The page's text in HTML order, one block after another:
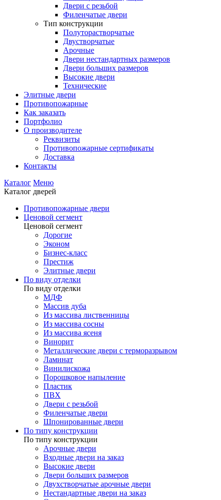
Двери с резьбой
Филенчатые двери
Тип конструкции
Полуторастворчатые
Двустворчатые
Арочные
Двери нестандартных размеров
Двери больших размеров
Высокие двери
Технические
Элитные двери
Противопожарные
Как заказать
Портфолио
О производителе
Реквизиты
Противопожарные сертификаты
Доставка
Контакты
Каталог Меню
Каталог дверей
Противопожарные двери
Ценовой сегмент
Ценовой сегмент
Дорогие
Эконом
Бизнес-класс
Престиж
Элитные двери
По виду отделки
По виду отделки
МДФ
Массив дуба
Из массива лиственницы
Из массива сосны
Из массива ясеня
Винорит
Металлические двери с терморазрывом
Ламинат
Винилискожа
Порошковое напыление
Пластик
ПВХ
Двери с резьбой
Филенчатые двери
Шпонированные двери
По типу конструкции
По типу конструкции
Арочные двери
Входные двери на заказ
Высокие двери
Двери больших размеров
Двухстворчатые арочные двери
Нестандартные двери на заказ